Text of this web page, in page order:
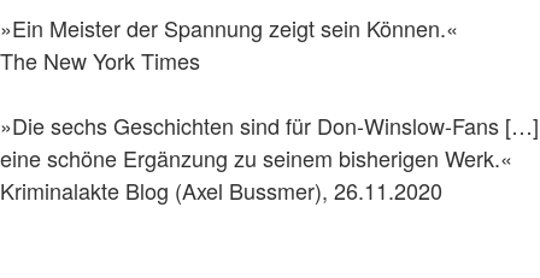
»Ein Meister der Spannung zeigt sein Können.«
The New York Times
»Die sechs Geschichten sind für Don-Winslow-Fans […]
eine schöne Ergänzung zu seinem bisherigen Werk.«
Kriminalakte Blog (Axel Bussmer), 26.11.2020